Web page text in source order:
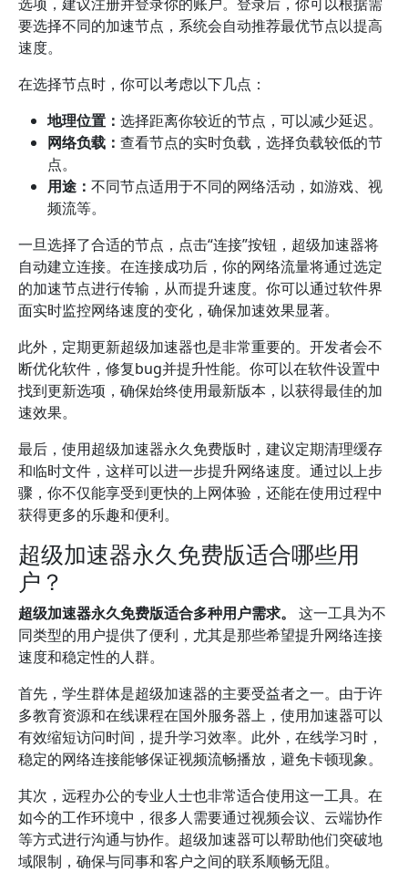
要选择不同的加速节点，系统会自动推荐最优节点以提高
速度。
在选择节点时，你可以考虑以下几点：
地理位置： 选择距离你较近的节点，可以减少延迟。
网络负载： 查看节点的实时负载，选择负载较低的节
点。
用途： 不同节点适用于不同的网络活动，如游戏、视
频流等。
一旦选择了合适的节点，点击“连接”按钮，超级加速器将
自动建立连接。在连接成功后，你的网络流量将通过选定
的加速节点进行传输，从而提升速度。你可以通过软件界
面实时监控网络速度的变化，确保加速效果显著。
此外，定期更新超级加速器也是非常重要的。开发者会不
断优化软件，修复bug并提升性能。你可以在软件设置中
找到更新选项，确保始终使用最新版本，以获得最佳的加
速效果。
最后，使用超级加速器永久免费版时，建议定期清理缓存
和临时文件，这样可以进一步提升网络速度。通过以上步
骤，你不仅能享受到更快的上网体验，还能在使用过程中
获得更多的乐趣和便利。
超级加速器永久免费版适合哪些用
户？
超级加速器永久免费版适合多种用户需求。
这一工具为不
同类型的用户提供了便利，尤其是那些希望提升网络连接
速度和稳定性的人群。
首先，学生群体是超级加速器的主要受益者之一。由于许
多教育资源和在线课程在国外服务器上，使用加速器可以
有效缩短访问时间，提升学习效率。此外，在线学习时，
稳定的网络连接能够保证视频流畅播放，避免卡顿现象。
其次，远程办公的专业人士也非常适合使用这一工具。在
如今的工作环境中，很多人需要通过视频会议、云端协作
等方式进行沟通与协作。超级加速器可以帮助他们突破地
域限制，确保与同事和客户之间的联系顺畅无阻。